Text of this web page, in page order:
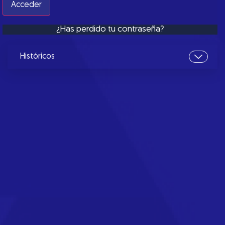
¿Has perdido tu contraseña?
Históricos